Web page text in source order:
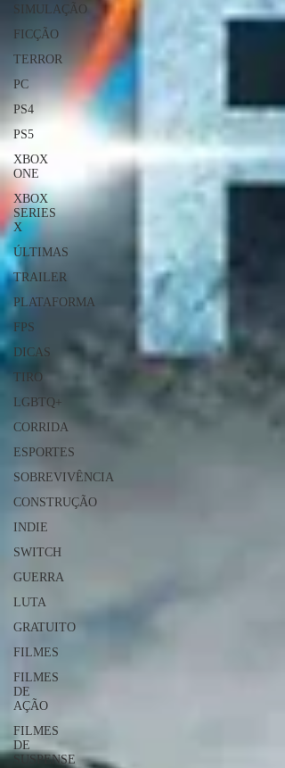
SIMULAÇÃO
FICÇÃO
TERROR
PC
PS4
PS5
XBOX
ONE
XBOX
SERIES
X
ÚLTIMAS
TRAILER
PLATAFORMA
FPS
DICAS
TIRO
LGBTQ+
CORRIDA
ESPORTES
SOBREVIVÊNCIA
CONSTRUÇÃO
INDIE
SWITCH
GUERRA
LUTA
GRATUITO
FILMES
FILMES
DE
AÇÃO
FILMES
DE
SUSPENSE